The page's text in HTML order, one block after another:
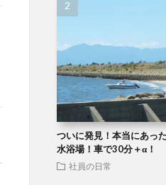
ついに発見！本当にあっ
水浴場！車で30分＋α！
社員の日常